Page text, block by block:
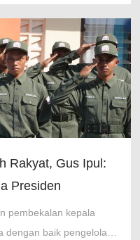
Rakyat, Gus Ipul:
Presiden
pembekalan kepala
baik pengelolaan